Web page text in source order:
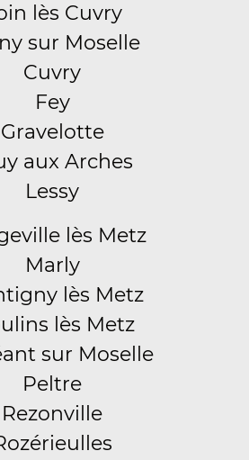
lès Cuvry
sur Moselle
Cuvry
Fey
Gravelotte
aux Arches
Lessy
lès Metz
Marly
lès Metz
lès Metz
sur Moselle
Peltre
Rezonville